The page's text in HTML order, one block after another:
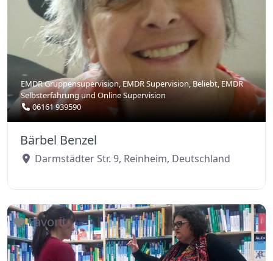
EMDR Gruppensupervision, EMDR Supervision, Beliebt, EMDR
Selbsterfahrungund Online Supervision
06161 939590
Bärbel Benzel
Darmstädter Str. 9, Reinheim, Deutschland
Favorit